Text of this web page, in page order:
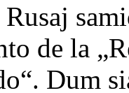
de la
Dum